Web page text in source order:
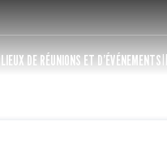
LIEUX DE RÉUNIONS ET D’ÉVÉNEMENTS